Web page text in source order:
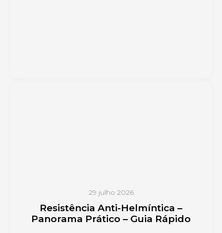
29 julho 2026
Resistência Anti-Helmíntica –
Panorama Prático – Guia Rápido